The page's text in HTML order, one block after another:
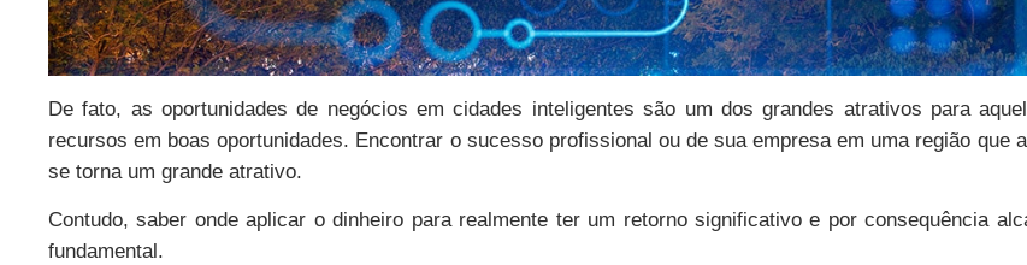
De fato, as oportunidades de negócios em cidades inteligentes são um dos grandes atrativos para
recursos em boas oportunidades. Encontrar o sucesso profissional ou de sua empresa em uma região que
se torna um grande atrativo.
Contudo, saber onde aplicar o dinheiro para realmente ter um retorno significativo e por consequência
fundamental.